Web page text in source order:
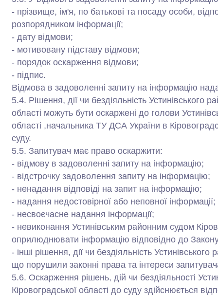
- прізвище, ім'я, по батькові та посаду особи,
розпорядником інформації;
- дату відмови;
- мотивовану підставу відмови;
- порядок оскарження відмови;
- підпис.
Відмова в задоволенні запиту на інформацію
5.4. Рішення, дії чи бездіяльність Устинівського
області можуть бути оскаржені до голови
області ,начальника ТУ ДСА України в
суду.
5.5. Запитувач має право оскаржити:
- відмову в задоволенні запиту на інформацію;
- відстрочку задоволення запиту на інформацію;
- ненадання відповіді на запит на інформацію;
- надання недостовірної або неповної інформації;
- несвоєчасне надання інформації;
- невиконання Устинівським районним судом
оприлюднювати інформацію відповідно до
- інші рішення, дії чи бездіяльність
що порушили законні права та інтереси
5.6. Оскарження рішень, дій чи бездіяльності
Кіровоградської області до суду здійснюється